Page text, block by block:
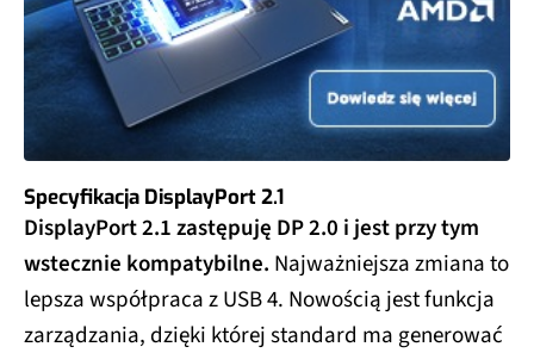
Specyfikacja DisplayPort 2.1
DisplayPort 2.1 zastępuję DP 2.0 i jest przy tym
wstecznie kompatybilne. Najważniejsza zmiana to
lepsza współpraca z USB 4. Nowością jest funkcja
zarządzania, dzięki której standard ma generować